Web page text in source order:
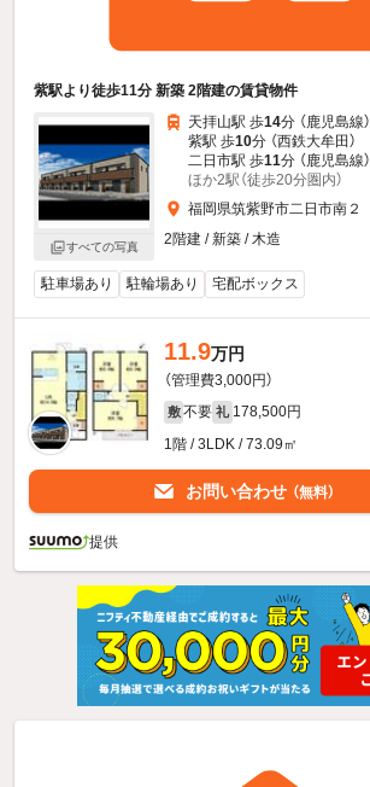
紫駅より徒歩11分 新築 2階建の賃貸物件
すべての写真
天拝山駅 歩14分 （鹿児島線）
紫駅 歩10分 （西鉄大牟田）
二日市駅 歩11分 （鹿児島線）
ほか2駅（徒歩20分圏内）
福岡県筑紫野市二日市南２
2階建 / 新築 / 木造
駐車場あり 駐輪場あり 宅配ボックス
11.9万円
（管理費3,000円）
敷 不要 礼 178,500円
1階 / 3LDK / 73.09㎡
お問い合わせ （無料）
提供